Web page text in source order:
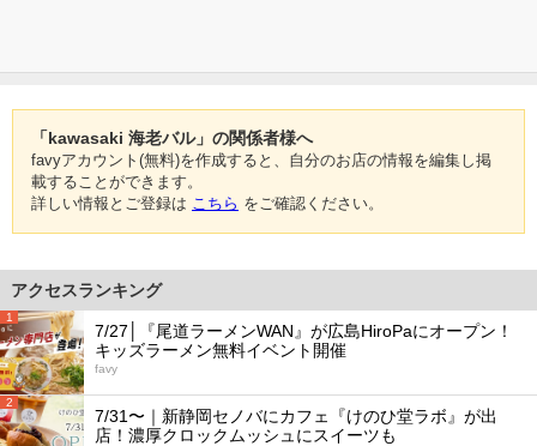
「kawasaki 海老バル」の関係者様へ
favyアカウント(無料)を作成すると、自分のお店の情報を編集し掲
載することができます。
詳しい情報とご登録は こちら をご確認ください。
アクセスランキング
1
7/27│『尾道ラーメンWAN』が広島HiroPaにオープン！
キッズラーメン無料イベント開催
favy
2
7/31〜｜新静岡セノバにカフェ『けのひ堂ラボ』が出
店！濃厚クロックムッシュにスイーツも